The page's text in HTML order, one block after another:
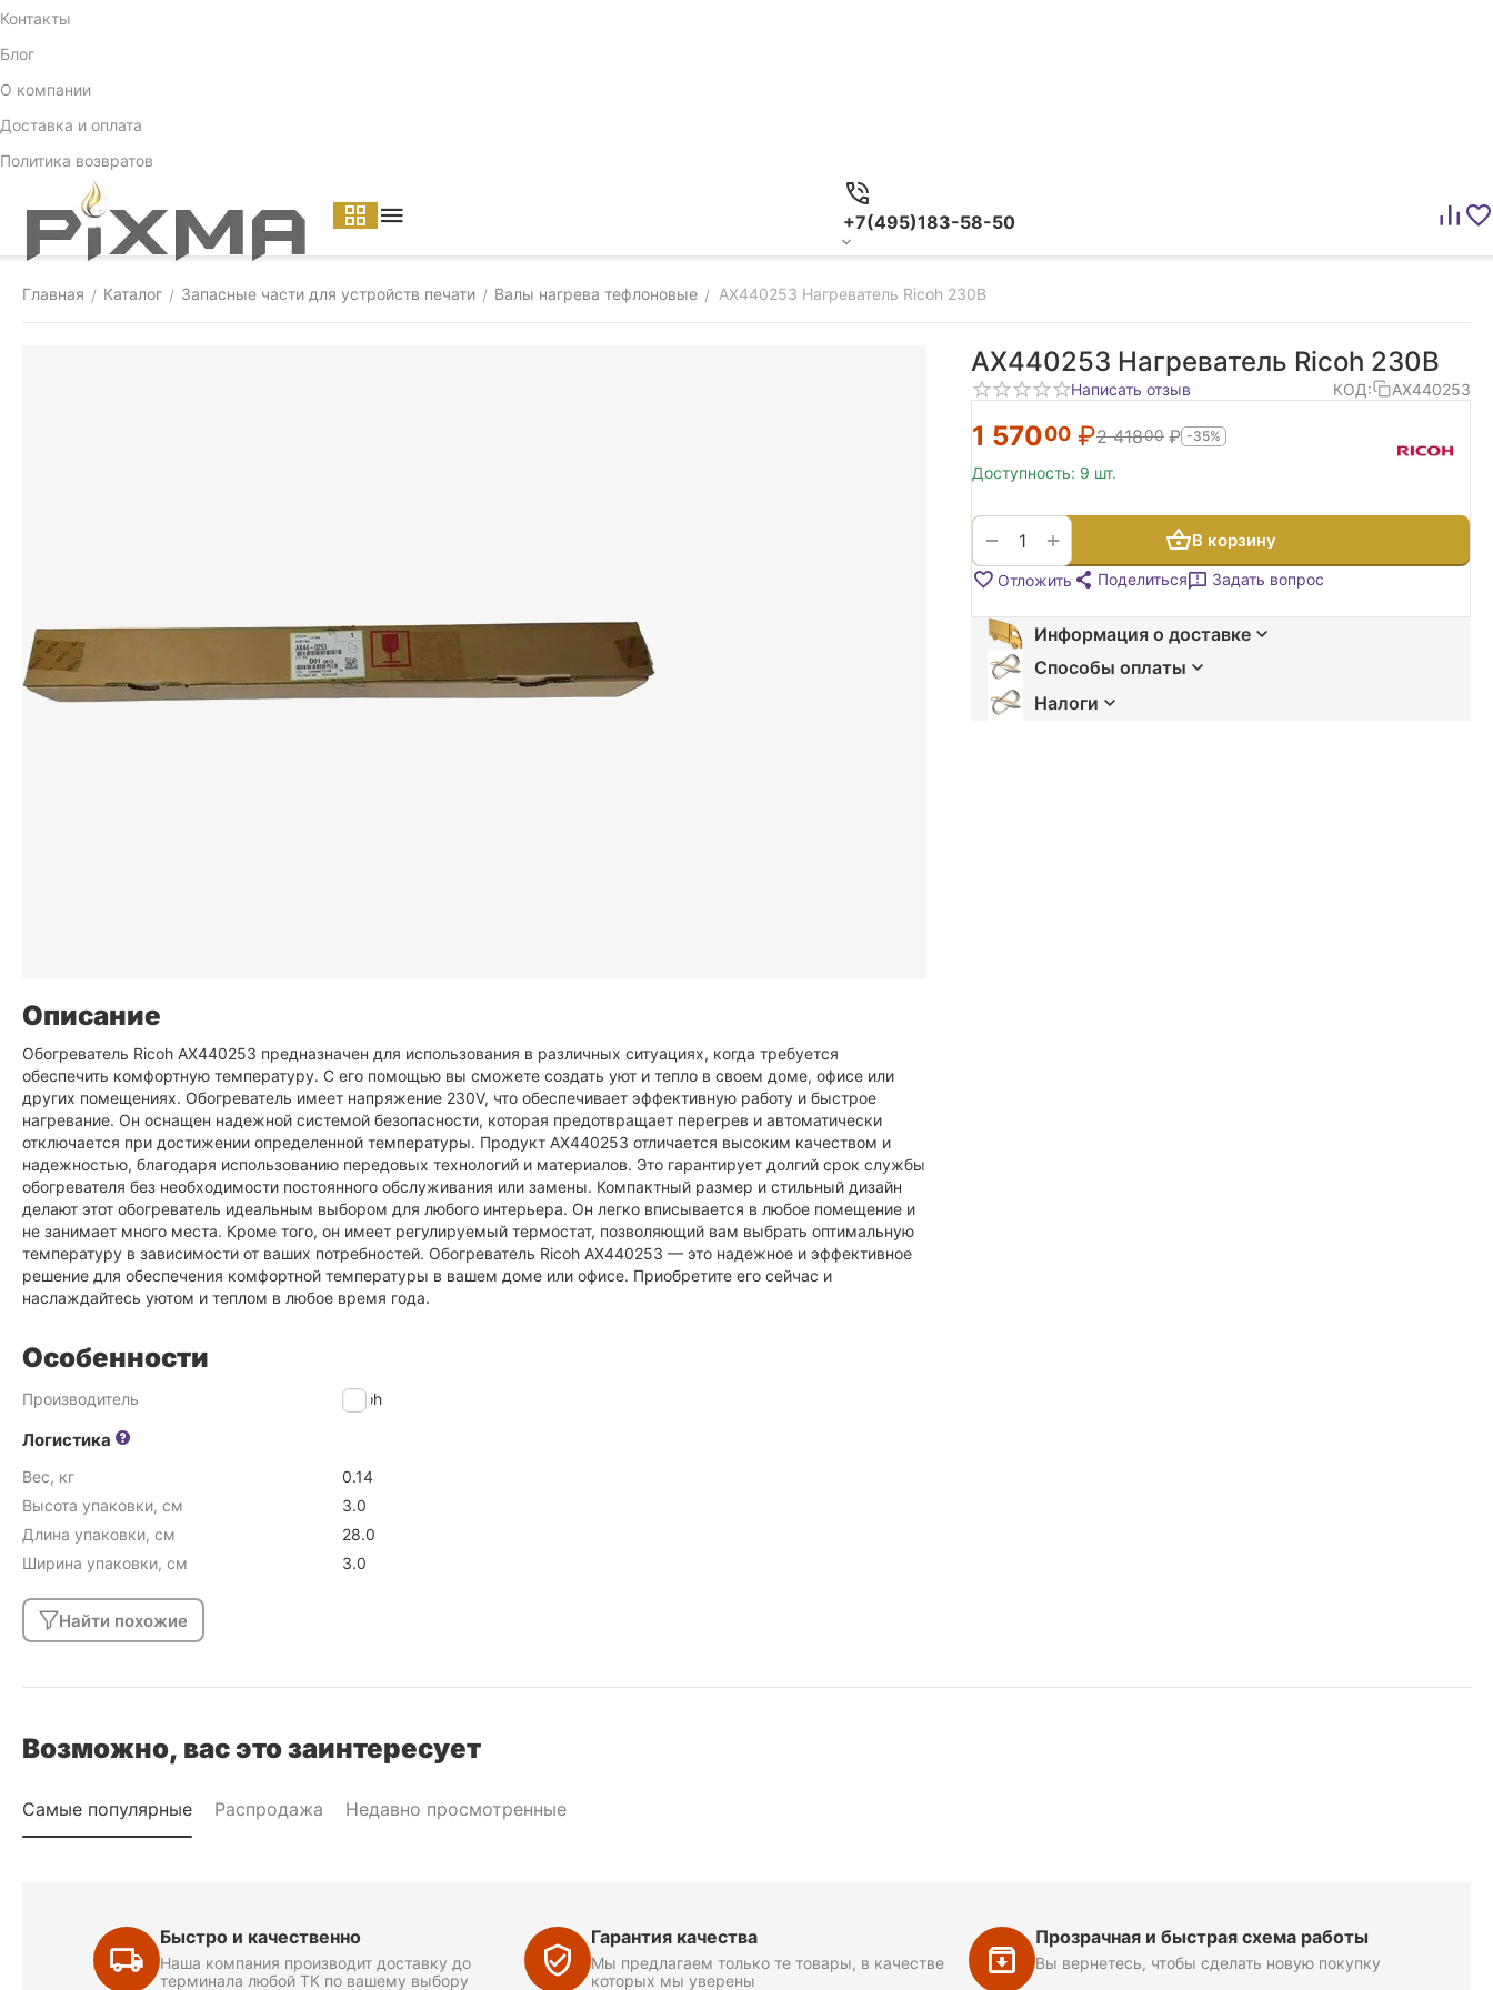
Контакты
Блог
О компании
Доставка и оплата
Политика возвратов
+7(495)183-58-50
Главная / Каталог / Запасные части для устройств печати / Валы нагрева тефлоновые / AX440253 Нагреватель Ricoh 230В
AX440253 Нагреватель Ricoh 230В
Написать отзыв КОД: AX440253
1 57000 ₽2 41800 ₽ -35%
Доступность: 9 шт.
+
− В корзину
Отложить Поделиться Задать вопрос
Информация о доставке
Способы оплаты
Налоги
Описание
Обогреватель Ricoh AX440253 предназначен для использования в различных ситуациях, когда требуется
обеспечить комфортную температуру. С его помощью вы сможете создать уют и тепло в своем доме, офисе или
других помещениях. Обогреватель имеет напряжение 230V, что обеспечивает эффективную работу и быстрое
нагревание. Он оснащен надежной системой безопасности, которая предотвращает перегрев и автоматически
отключается при достижении определенной температуры. Продукт AX440253 отличается высоким качеством и
надежностью, благодаря использованию передовых технологий и материалов. Это гарантирует долгий срок службы
обогревателя без необходимости постоянного обслуживания или замены. Компактный размер и стильный дизайн
делают этот обогреватель идеальным выбором для любого интерьера. Он легко вписывается в любое помещение и
не занимает много места. Кроме того, он имеет регулируемый термостат, позволяющий вам выбрать оптимальную
температуру в зависимости от ваших потребностей. Обогреватель Ricoh AX440253 — это надежное и эффективное
решение для обеспечения комфортной температуры в вашем доме или офисе. Приобретите его сейчас и
наслаждайтесь уютом и теплом в любое время года.
Особенности
Производитель Ricoh
Логистика
Вес, кг
0.14
Высота упаковки, см
3.0
Длина упаковки, см
28.0
Ширина упаковки, см
3.0
Найти похожие
Возможно, вас это заинтересует
Самые популярные Распродажа Недавно просмотренные
Быстро и качественно
Наша компания производит доставку до
терминала любой ТК по вашему выбору
Гарантия качества
Мы предлагаем только те товары, в качестве
которых мы уверены
Прозрачная и быстрая схема работы
Вы вернетесь, чтобы сделать новую покупку